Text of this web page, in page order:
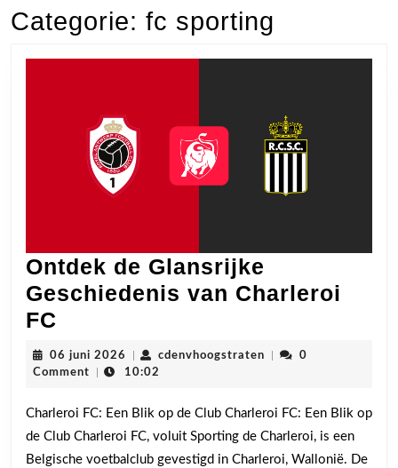
Categorie: fc sporting
Ontdek de Glansrijke
Geschiedenis van Charleroi
FC
de
Glansrijke
van
Charleroi
06 juni 2026 06
juni
cdenvhoogstraten cdenvhoogstraten
0
Comment
10:02
Charleroi FC: Een Blik op de Club Charleroi FC: Een Blik op
de Club Charleroi FC, voluit Sporting de Charleroi, is een
Belgische voetbalclub gevestigd in Charleroi, Wallonië. De